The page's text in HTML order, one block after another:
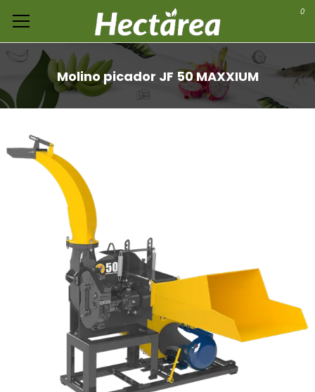
0
Molino picador JF 50 MAXXIUM